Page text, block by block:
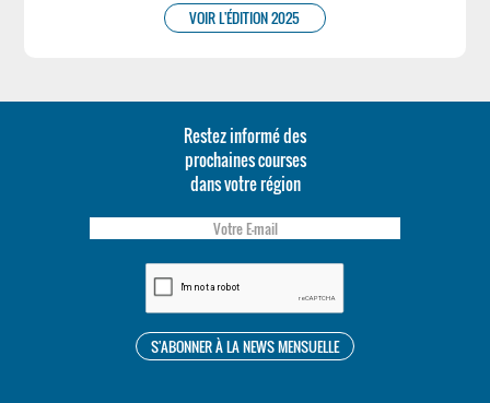
VOIR L'ÉDITION 2025
Restez informé des
prochaines courses
dans votre région